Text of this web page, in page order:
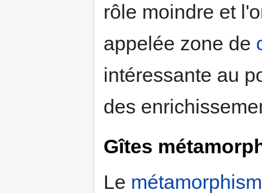
rôle moindre et
appelée zone de
intéressante au
des
Gîtes
Le